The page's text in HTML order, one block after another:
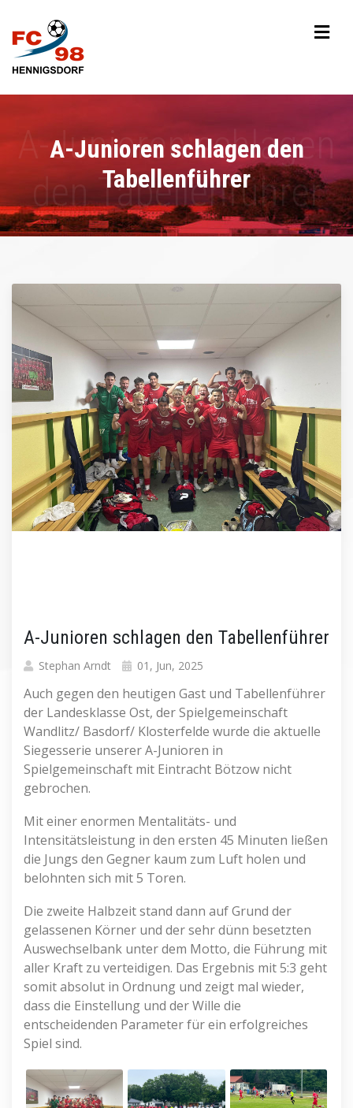
A-Junioren schlagen den
Tabellenführer
A-Junioren schlagen den Tabellenführer
Stephan Arndt 01, Jun, 2025
Auch gegen den heutigen Gast und Tabellenführer
der Landesklasse Ost, der Spielgemeinschaft
Wandlitz/ Basdorf/ Klosterfelde wurde die aktuelle
Siegesserie unserer A-Junioren in
Spielgemeinschaft mit Eintracht Bötzow nicht
gebrochen.
Mit einer enormen Mentalitäts- und
Intensitätsleistung in den ersten 45 Minuten ließen
die Jungs den Gegner kaum zum Luft holen und
belohnten sich mit 5 Toren.
Die zweite Halbzeit stand dann auf Grund der
gelassenen Körner und der sehr dünn besetzten
Auswechselbank unter dem Motto, die Führung mit
aller Kraft zu verteidigen. Das Ergebnis mit 5:3 geht
somit absolut in Ordnung und zeigt mal wieder,
dass die Einstellung und der Wille die
entscheidenden Parameter für ein erfolgreiches
Spiel sind.